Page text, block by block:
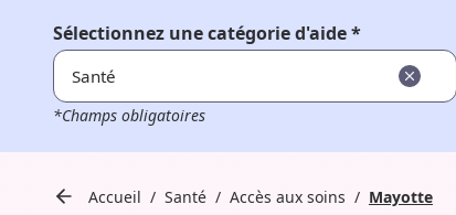
Sélectionnez une catégorie d'aide *
Santé
*Champs obligatoires
Accueil Santé Accès aux soins Mayotte